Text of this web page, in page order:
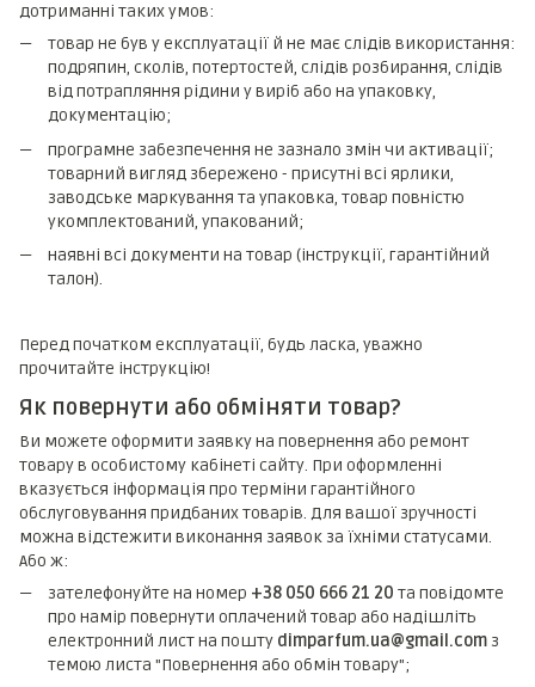
дотриманні таких умов:
товар не був у експлуатації й не має слідів використання:
подряпин, сколів, потертостей, слідів розбирання, слідів
від потрапляння рідини у виріб або на упаковку,
документацію;
програмне забезпечення не зазнало змін чи активації;
товарний вигляд збережено - присутні всі ярлики,
заводське маркування та упаковка, товар повністю
укомплектований, упакований;
наявні всі документи на товар (інструкції, гарантійний
талон).
Перед початком експлуатації, будь ласка, уважно
прочитайте інструкцію!
Як повернути або обміняти товар?
Ви можете оформити заявку на повернення або ремонт
товару в особистому кабінеті сайту. При оформленні
вказується інформація про терміни гарантійного
обслуговування придбаних товарів. Для вашої зручності
можна відстежити виконання заявок за їхніми статусами.
Або ж:
зателефонуйте на номер +38 050 666 21 20 та повідомте
про намір повернути оплачений товар або надішліть
електронний лист на пошту dimparfum.ua@gmail.com з
темою листа "Повернення або обмін товару";